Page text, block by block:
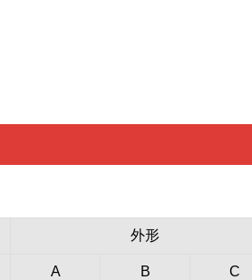
外形
A
B C